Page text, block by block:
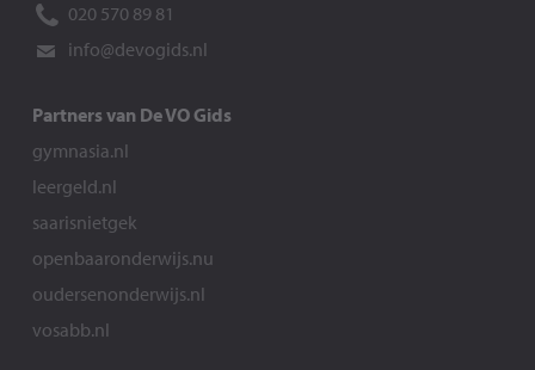
020 570 89 81
info@devogids.nl
Partners van De VO Gids
gymnasia.nl
leergeld.nl
saarisnietgek
openbaaronderwijs.nu
oudersenonderwijs.nl
vosabb.nl